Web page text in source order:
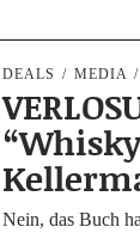
DEALS MEDIA
Nein, das Buch